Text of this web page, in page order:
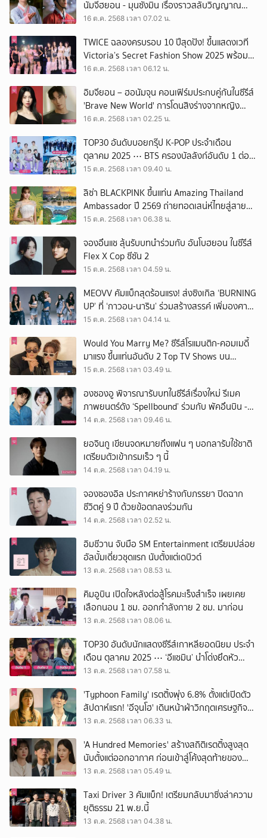
นัมจีฮยอน - มุนซังมิน เรื่องราวสลับวิญญาณ
ระหว่างโจรสาวกับองค์ชาย
16 ต.ค. 2568 เวลา 07.02 น.
TWICE ฉลองครบรอบ 10 ปีสุดปัง! ขึ้นแสดงเวที
Victoria’s Secret Fashion Show 2025 พร้อม
ลุคสวยสะกดตา
16 ต.ค. 2568 เวลา 06.12 น.
อิมจียอน – ฮอนัมจุน คอนเฟิร์มประกบคู่กันในซีรีส์
'Brave New World' การโดนสิงร่างจากหญิง
ร้ายกาจแห่งยุคโชซอน
16 ต.ค. 2568 เวลา 02.25 น.
TOP30 อันดับบอยกรุ๊ป K-POP ประจำเดือน
ตุลาคม 2025 ⋯ BTS ครองบัลลังก์อันดับ 1 ต่อ
เนื่อง 4 เดือนติด
15 ต.ค. 2568 เวลา 09.40 น.
ลิซ่า BLACKPINK ขึ้นแท่น Amazing Thailand
Ambassador ปี 2569 ถ่ายทอดเสน่ห์ไทยสู่สายตา
ชาวโลก
15 ต.ค. 2568 เวลา 06.38 น.
จองอึนแช ลุ้นรับบทนำร่วมกับ อันโบฮยอน ในซีรีส์
Flex X Cop ซีซัน 2
15 ต.ค. 2568 เวลา 04.59 น.
MEOVV คัมแบ็กสุดร้อนแรง! ส่งซิงเกิล ‘BURNING
UP’ ที่ ‘กาวอน-นาริน’ ร่วมสร้างสรรค์ เพิ่มองศา
ความฮอตด้วยจังหวะเร้าใจ
15 ต.ค. 2568 เวลา 04.14 น.
Would You Marry Me? ซีรีส์โรแมนติก-คอมเมดี้
มาแรง ขึ้นแท่นอันดับ 2 Top TV Shows บน
Disney+ หลังออกอากาศ 2 ตอน
15 ต.ค. 2568 เวลา 03.49 น.
องซองอู พิจารณารับบทในซีรีส์เรื่องใหม่ รีเมค
ภาพยนตร์ดัง ‘Spellbound’ ร่วมกับ พัคอึนบิน -
ยังเซจง
14 ต.ค. 2568 เวลา 09.46 น.
ยอจินกู เขียนจดหมายถึงแฟน ๆ บอกลารับใช้ชาติ
เตรียมตัวเข้ากรมเร็ว ๆ นี้
14 ต.ค. 2568 เวลา 04.19 น.
จองซองอิล ประกาศหย่าร้างกับภรรยา ปิดฉาก
ชีวิตคู่ 9 ปี ด้วยข้อตกลงร่วมกัน
14 ต.ค. 2568 เวลา 02.52 น.
อิมชีวาน จับมือ SM Entertainment เตรียมปล่อย
อัลบั้มเดี่ยวชุดแรก นับตั้งแต่เดบิวต์
13 ต.ค. 2568 เวลา 08.53 น.
คิมอูบิน เปิดใจหลังต่อสู้โรคมะเร็งสำเร็จ เผยเคย
เลือกนอน 1 ชม. ออกกำลังกาย 2 ชม. มาก่อน
13 ต.ค. 2568 เวลา 08.06 น.
TOP30 อันดับนักแสดงซีรีส์เกาหลียอดนิยม ประจำ
เดือน ตุลาคม 2025 ⋯ ‘อีแชมิน’ นำโด่งยึดหัว
ตารางครองบัลลังก์อันดับ 1 ต่อเนื่อง
13 ต.ค. 2568 เวลา 07.58 น.
'Typhoon Family' เรตติ้งพุ่ง 6.8% ตั้งแต่เปิดตัว
สัปดาห์แรก! 'อีจุนโฮ' เดินหน้าฝ่าวิกฤตเศรษฐกิจ
IMF
13 ต.ค. 2568 เวลา 06.33 น.
'A Hundred Memories' สร้างสถิติเรตติ้งสูงสุด
นับตั้งแต่ออกอากาศ ก่อนเข้าสู่โค้งสุดท้ายของ
เรื่อง
13 ต.ค. 2568 เวลา 05.49 น.
Taxi Driver 3 คัมแบ็ก! เตรียมกลับมาซิ่งล่าความ
ยุติธรรม 21 พ.ย.นี้
13 ต.ค. 2568 เวลา 04.38 น.